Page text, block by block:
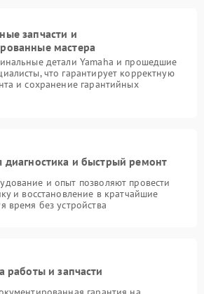
запчасти и
мастера
детали Yamaha и прошедшие
что гарантирует корректную
и сохранение гарантийных
диагностика и быстрый ремонт
и опыт позволяют провести
и восстановление в кратчайшие
время без устройства
работы и запчасти